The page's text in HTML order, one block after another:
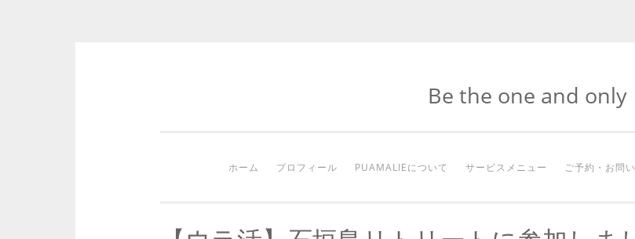
Be the one and only
ホーム プロフィール PUAMALIEについて サービスメニュー ご予約・お問